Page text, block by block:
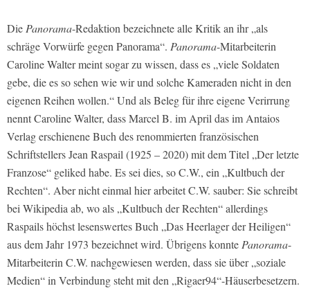
Die Panorama-Redaktion bezeichnete alle Kritik an ihr „als
schräge Vorwürfe gegen Panorama“. Panorama-Mitarbeiterin
Caroline Walter meint sogar zu wissen, dass es „viele Soldaten
gebe, die es so sehen wie wir und solche Kameraden nicht in den
eigenen Reihen wollen.“ Und als Beleg für ihre eigene Verirrung
nennt Caroline Walter, dass Marcel B. im April das im Antaios
Verlag erschienene Buch des renommierten französischen
Schriftstellers Jean Raspail (1925 – 2020) mit dem Titel „Der letzte
Franzose“ geliked habe. Es sei dies, so C.W., ein „Kultbuch der
Rechten“. Aber nicht einmal hier arbeitet C.W. sauber: Sie schreibt
bei Wikipedia ab, wo als „Kultbuch der Rechten“ allerdings
Raspails höchst lesenswertes Buch „Das Heerlager der Heiligen“
aus dem Jahr 1973 bezeichnet wird. Übrigens konnte Panorama-
Mitarbeiterin C.W. nachgewiesen werden, dass sie über „soziale
Medien“ in Verbindung steht mit den „Rigaer94“-Häuserbesetzern.